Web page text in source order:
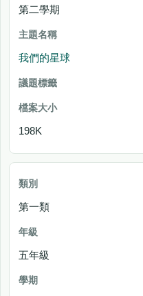
第二學期
我們的星球
198K
第一類
五年級